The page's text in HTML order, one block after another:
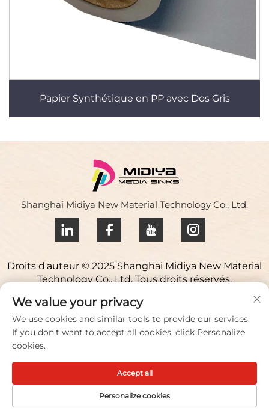
Papier Synthétique en PP avec Dos Gris
Shanghai Midiya New Material Technology Co., Ltd.
Droits d'auteur © 2025 Shanghai Midiya New Material
Technology Co., Ltd. Tous droits réservés.
Politique de confidentialité
Contactez-nous
Address: Parc scientifique Yuqiao, 98 Lianfu Road, ville
de Jiuting, district de Songjiang, Shanghai, Chine
+86 021 51088836
E-mail:[email protected]
We value your privacy
We use cookies and similar tools to provide our services.
If you don't want to accept all cookies, click Personalize
cookies.
Personalize cookies
Accept all